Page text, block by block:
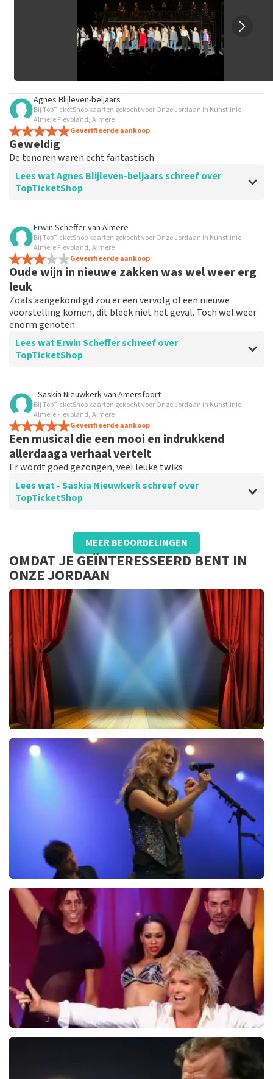
Agnes Blijleven-beljaars
Bij TopTicketShop kaarten gekocht voor Onze Jordaan in Kunstlinie
Almere Flevoland, Almere
Geverifieerde aankoop
Geweldig
De tenoren waren echt fantastisch
Lees wat Agnes Blijleven-beljaars schreef over
TopTicketShop
Beoordeling van Agnes Blijleven-beljaars over
TopTicketShop
Goed
Service top
Erwin Scheffervan Almere
Bij TopTicketShop kaarten gekocht voor Onze Jordaan in Kunstlinie
Almere Flevoland, Almere
Geverifieerde aankoop
Oude wijn in nieuwe zakken was wel weer erg
leuk
Zoals aangekondigd zou er een vervolg of een nieuwe
voorstelling komen, dit bleek niet het geval. Toch wel weer
enorm genoten
Lees wat Erwin Scheffer schreef over
TopTicketShop
Beoordeling van Erwin Scheffer over TopTicketShop
Goed
- Saskia Nieuwkerkvan Amersfoort
Bij TopTicketShop kaarten gekocht voor Onze Jordaan in Kunstlinie
Almere Flevoland, Almere
Geverifieerde aankoop
Een musical die een mooi en indrukkend
allerdaaga verhaal vertelt
Er wordt goed gezongen, veel leuke twiks
Lees wat - Saskia Nieuwkerk schreef over
TopTicketShop
Beoordeling van - Saskia Nieuwkerk overTopTicketShop
Lang onzeker en veel overhead kosten
1
MEER BEOORDELINGEN
OMDAT JE GEÏNTERESSEERD BENT IN
ONZE JORDAAN
40 45 De Musical
reviews
Ilse DeLange
274+
BEKIJKEN